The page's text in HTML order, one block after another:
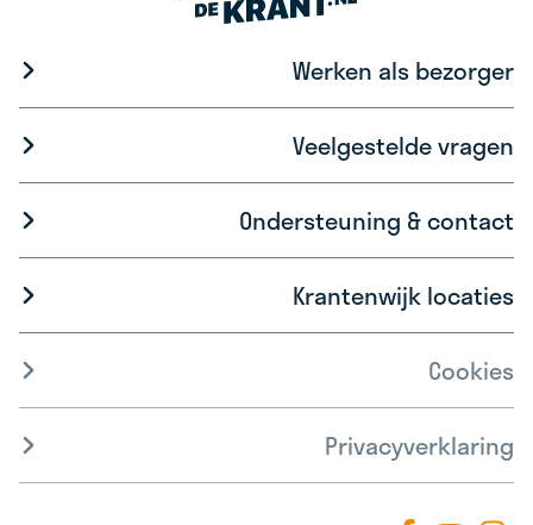
Werken als bezorger
Veelgestelde vragen
Ondersteuning & contact
Krantenwijk locaties
Cookies
Privacyverklaring